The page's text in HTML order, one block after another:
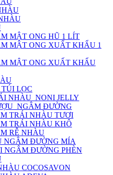
MẬT ONG HŨ 1 LÍT
MẬT ONG XUẤT KHẨU 1
MẬT ONG XUẤT KHẨU
LỌC
NHÀU_NONI JELLY
ĐƯỜNG
TRÁI NHÀU TƯƠI
TRÁI NHÀU KHÔ
RỄ NHÀU
NGÂM ĐƯỜNG MÍA
NGÂM ĐƯỜNG PHÈN
COCOSAVON